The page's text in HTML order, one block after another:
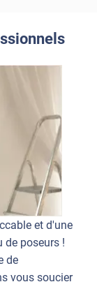
et d'une
de poseurs !
de
vous soucier